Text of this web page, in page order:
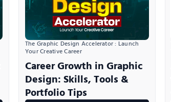
The Graphic Design Accelerator : Launch
Your Creative Career
Career Growth in Graphic
Design: Skills, Tools &
Portfolio Tips